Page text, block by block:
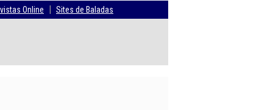
Online | Sites de Baladas